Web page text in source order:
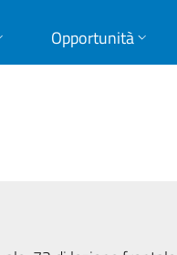
Opportunità